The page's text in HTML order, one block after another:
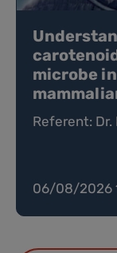
microbe
Referent: Dr.
06/08/2026